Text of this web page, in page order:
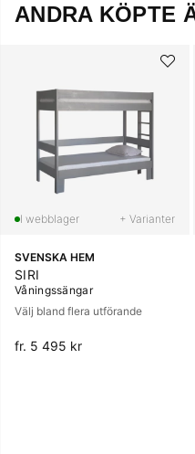
ANDRA KÖPTE
+ Varianter
SVENSKA HEM
SIRI
Våningssängar
Välj bland flera utförande
fr. 5 495 kr